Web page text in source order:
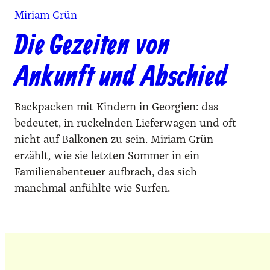
Miriam Grün
Die Gezeiten von
Ankunft und Abschied
Backpacken mit Kindern in Georgien: das
bedeutet, in ruckelnden Lieferwagen und oft
nicht auf Balkonen zu sein. Miriam Grün
erzählt, wie sie letzten Sommer in ein
Familienabenteuer aufbrach, das sich
manchmal anfühlte wie Surfen.